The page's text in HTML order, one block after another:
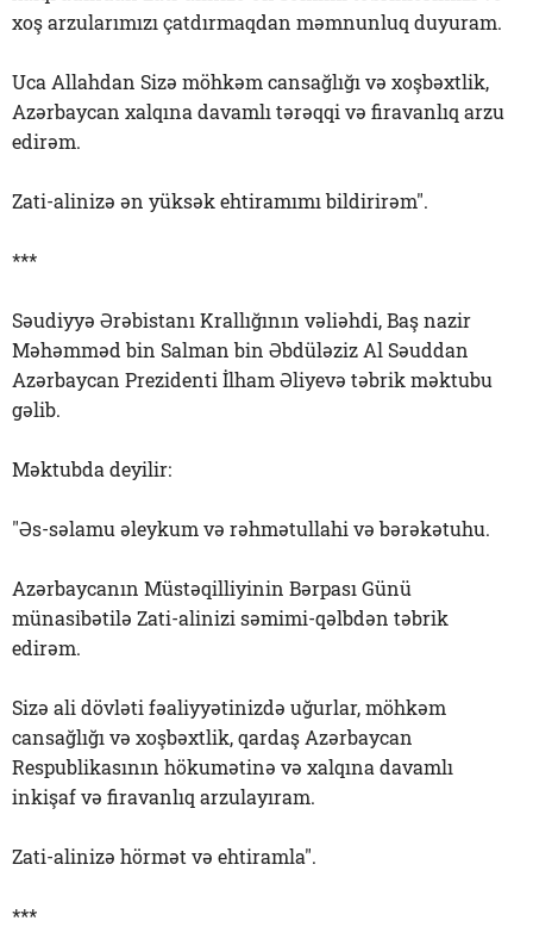
xoş arzularımızı çatdırmaqdan məmnunluq duyuram.
Uca Allahdan Sizə möhkəm cansağlığı və xoşbəxtlik,
Azərbaycan xalqına davamlı tərəqqi və firavanlıq arzu
edirəm.
Zati-alinizə ən yüksək ehtiramımı bildirirəm".
***
Səudiyyə Ərəbistanı Krallığının vəliəhdi, Baş nazir
Məhəmməd bin Salman bin Əbdüləziz Al Səuddan
Azərbaycan Prezidenti İlham Əliyevə təbrik məktubu
gəlib.
Məktubda deyilir:
"Əs-səlamu əleykum və rəhmətullahi və bərəkətuhu.
Azərbaycanın Müstəqilliyinin Bərpası Günü
münasibətilə Zati-alinizi səmimi-qəlbdən təbrik
edirəm.
Sizə ali dövləti fəaliyyətinizdə uğurlar, möhkəm
cansağlığı və xoşbəxtlik, qardaş Azərbaycan
Respublikasının hökumətinə və xalqına davamlı
inkişaf və firavanlıq arzulayıram.
Zati-alinizə hörmət və ehtiramla".
***